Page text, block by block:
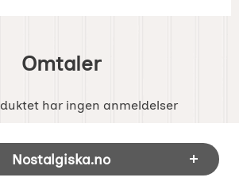
Omtaler
har ingen anmeldelser
Blandet informasjon og
Nostalgiska.no